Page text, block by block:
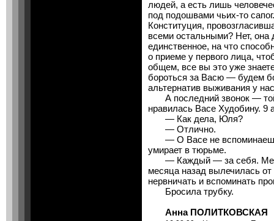
людей, а есть лишь
под подошвами чьих-то
Конституция,
всеми остальными? Нет, она
единственное, на что
о приеме у первого лица,
общем, все вы это уже
бороться за Васю — будем
альтернатив выживания у
А последний звонок — той
нравилась Васе Худобину. 9
— Как дела, Юля?
— Отлично.
— О Васе не
умирает в тюрьме.
— Каждый — за себя.
месяца назад вылечилась
нервничать и вспоминать
Бросила трубку.
Анна ПОЛИТКОВСКАЯ